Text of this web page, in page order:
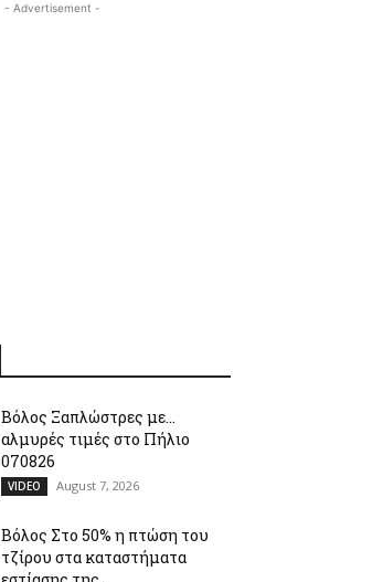
- Advertisement -
Βόλος Ξαπλώστρες με…
αλμυρές τιμές στο Πήλιο
070826
VIDEO August 7, 2026
Βόλος Στο 50% η πτώση του
τζίρου στα καταστήματα